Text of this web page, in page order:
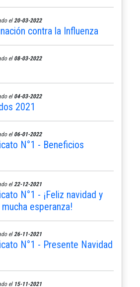
el 20-03-2022
contra la Influenza
el 08-03-2022
el 04-03-2022
2021
el 06-01-2022
N°1 - Beneficios
el 22-12-2021
N°1 - ¡Feliz navidad y
esperanza!
el 26-11-2021
N°1 - Presente Navidad
el 15-11-2021